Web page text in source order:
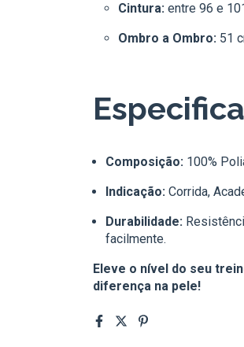
Cintura: entre 96 e
Ombro a Ombro: 51
Composição: 100%
Indicação: Corrida,
Durabilidade:
facilmente.
Eleve o nível do seu
diferença na pele!